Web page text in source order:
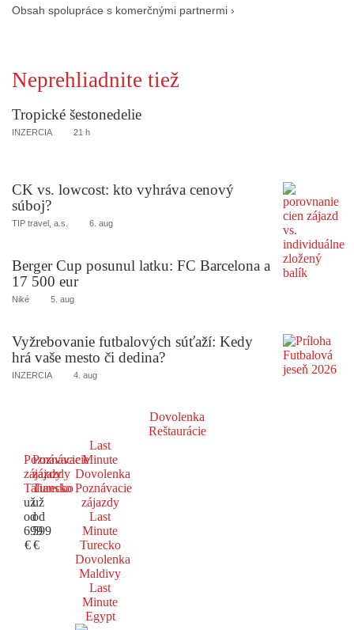
Obsah spolupráce s komerčnými partnermi ›
Neprehliadnite tiež
Tropické šestonedelie
INZERCIA 21 h
CK vs. lowcost: kto vyhráva cenový
súboj?
TIP travel, a.s. 6. aug
Berger Cup posunul latku: FC Barcelona a
17 500 eur
Niké 5. aug
Vyžrebovanie futbalových súťaží: Kedy
hrá vaše mesto či dedina?
INZERCIA 4. aug
Dovolenka
Reštaurácie
Poznávacie
zájazdy
Taliansko
už
od
699
€
Poznávacie
zájazdy
Turecko
už
od
599
€
Last
Minute
Dovolenka
Poznávacie
zájazdy
Last
Minute
Turecko
Dovolenka
Maldivy
Last
Minute
Egypt